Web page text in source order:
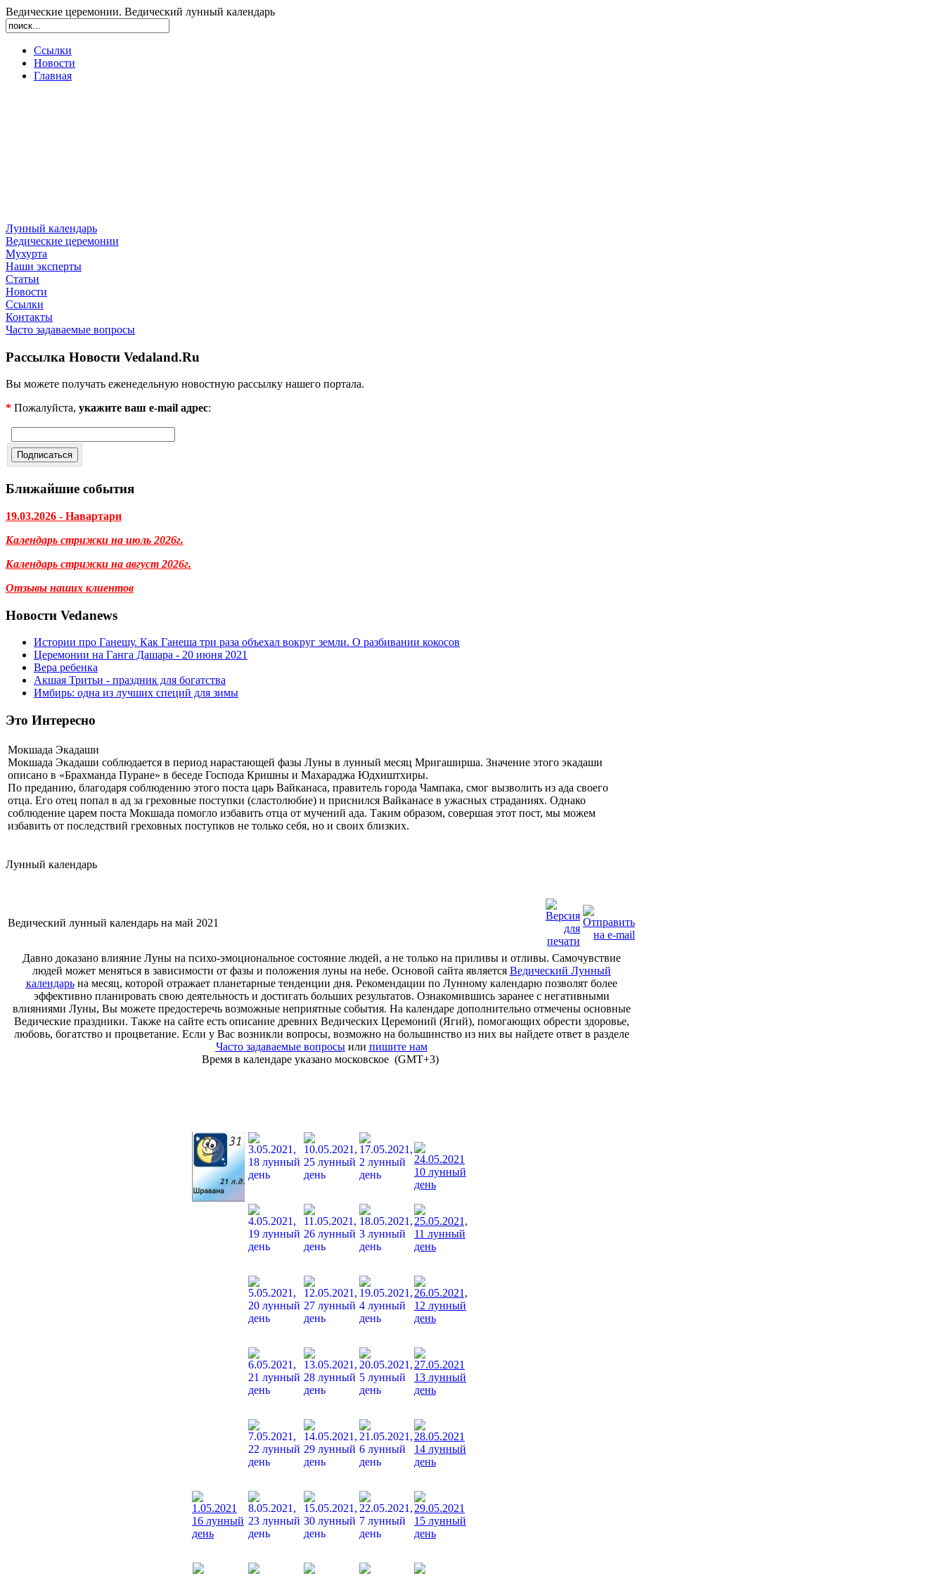
Ведические церемонии. Ведический лунный календарь
Ссылки
Новости
Главная
Лунный календарь
Ведические церемонии
Мухурта
Наши эксперты
Статьи
Новости
Ссылки
Контакты
Часто задаваемые вопросы
Рассылка Новости Vedaland.Ru
Вы можете получать еженедельную новостную рассылку нашего портала.
* Пожалуйста, укажите ваш e-mail адрес:
Ближайшие события
19.03.2026 - Навартари
Календарь стрижки на июль 2026г.
Календарь стрижки на август 2026г.
Отзывы наших клиентов
Новости Vedanews
Истории про Ганешу. Как Ганеша три раза объехал вокруг земли. О разбивании кокосов
Церемонии на Ганга Дашара - 20 июня 2021
Вера ребенка
Акшая Тритьи - праздник для богатства
Имбирь: одна из лучших специй для зимы
Это Интересно
Мокшада Экадаши
Мокшада Экадаши соблюдается в период нарастающей фазы Луны в лунный месяц Мригаширша. Значение этого экадаши
описано в «Брахманда Пуране» в беседе Господа Кришны и Махараджа Юдхиштхиры.
По преданию, благодаря соблюдению этого поста царь Вайканаса, правитель города Чампака, смог вызволить из ада своего
отца. Его отец попал в ад за греховные поступки (сластолюбие) и приснился Вайканасе в ужасных страданиях. Однако
соблюдение царем поста Мокшада помогло избавить отца от мучений ада. Таким образом, совершая этот пост, мы можем
избавить от последствий греховных поступков не только себя, но и своих близких.
Лунный календарь
Ведический лунный календарь на май 2021
Давно доказано влияние Луны на психо-эмоциональное состояние людей, а не только на приливы и отливы. Самочувствие
людей может меняться в зависимости от фазы и положения луны на небе. Основой сайта является Ведический Лунный
календарьна месяц, которой отражает планетарные тенденции дня. Рекомендации по Лунному календарю позволят более
эффективно планировать свою деятельность и достигать больших результатов. Ознакомившись заранее с негативными
влияниями Луны, Вы можете предостеречь возможные неприятные события. На календаре дополнительно отмечены основные
Ведические праздники. Также на сайте есть описание древних Ведических Церемоний (Ягий), помогающих обрести здоровье,
любовь, богатство и процветание. Если у Вас возникли вопросы, возможно на большинство из них вы найдете ответ в разделе
Часто задаваемые вопросыили пишите нам
Время в календаре указано московское (GMT+3)